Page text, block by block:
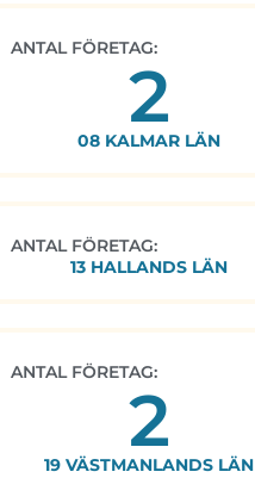
ANTAL FÖRETAG:
2
08 KALMAR LÄN
ANTAL FÖRETAG:
13 HALLANDS LÄN
ANTAL FÖRETAG:
2
19 VÄSTMANLANDS LÄN